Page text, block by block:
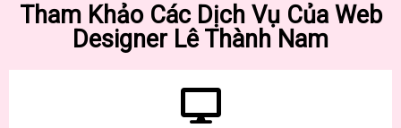
Tham Khảo Các Dịch Vụ Của Web
Designer Lê Thành Nam